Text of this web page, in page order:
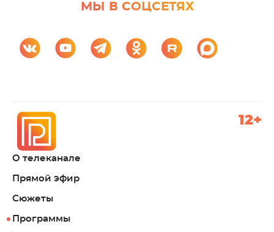
МЫ В СОЦСЕТЯХ
О телеканале
Прямой эфир
Сюжеты
Программы
12+